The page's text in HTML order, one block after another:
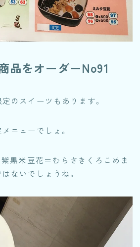
品をオーダーNo91
のスイーツもあります。
ニューでしょ。
黒米豆花＝むらさきくろこめま
ないでしょうね。